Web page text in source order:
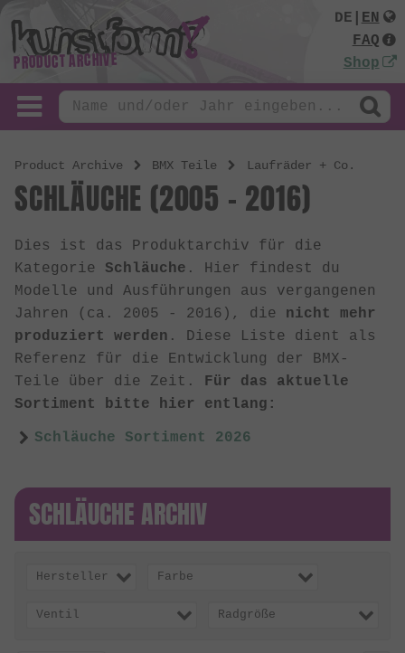
PRODUCT ARCHIVE
DE
EN
FAQ
Shop
Product Archive BMX Teile Laufräder + Co.
SCHLÄUCHE (2005 - 2016)
Dies ist das Produktarchiv für die
Kategorie Schläuche . Hier findest du
Modelle und Ausführungen aus vergangenen
Jahren (ca. 2005 - 2016), die nicht mehr
produziert werden . Diese Liste dient als
Referenz für die Entwicklung der BMX-
Teile über die Zeit. Für das aktuelle
Sortiment bitte hier entlang:
Schläuche Sortiment 2026
SCHLÄUCHE ARCHIV
Hersteller Farbe
Ventil Radgröße